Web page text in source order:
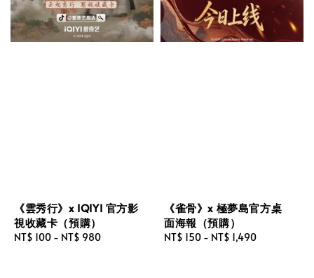
《雲秀行》x IQIYI 官方影
視收藏卡（預購）
Regular
NT$ 100 - NT$ 980
《雀骨》x 極夢島官方桌
面海報（預購）
Regular
NT$ 150 - NT$ 1,490